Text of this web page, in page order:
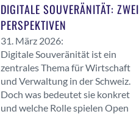
DIGITALE SOUVERÄNITÄT: ZWEI
PERSPEKTIVEN
31. März 2026:
Digitale Souveränität ist ein
zentrales Thema für Wirtschaft
und Verwaltung in der Schweiz.
Doch was bedeutet sie konkret
und welche Rolle spielen Open